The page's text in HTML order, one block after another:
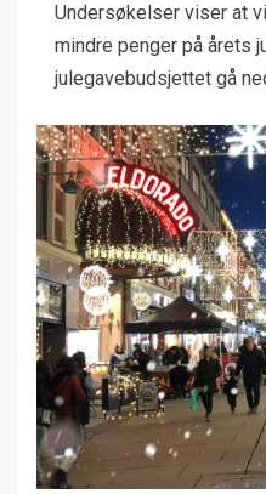
Undersøkelser viser at
mindre penger på årets
julegavebudsjettet gå